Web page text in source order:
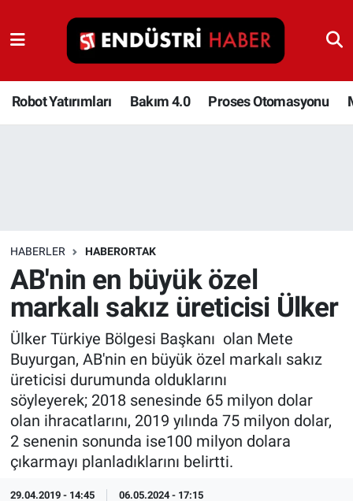
Robot Yatırımları Bakım 4.0 Proses Otomasyonu
HABERLER HABERORTAK
AB'nin en büyük özel
markalı sakız üreticisi Ülker
Ülker Türkiye Bölgesi Başkanı olan Mete
Buyurgan, AB'nin en büyük özel markalı sakız
üreticisi durumunda olduklarını
söyleyerek; 2018 senesinde 65 milyon dolar
olan ihracatlarını, 2019 yılında 75 milyon dolar,
2 senenin sonunda ise100 milyon dolara
çıkarmayı planladıklarını belirtti.
29.04.2019 - 14:45 06.05.2024 - 17:15
Robot Yatırımları
Bakım 4.0
İnşaat ve Malzeme
HaberOrtak
EndüstriST
Enerjisini Üreten Fabrikalar
Endüstri 4.0 Uygulamaları